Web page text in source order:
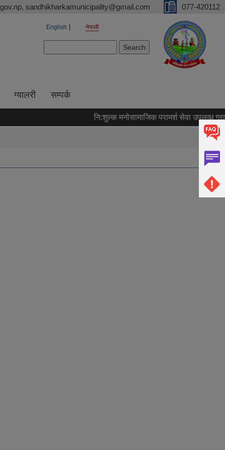
sandhikharkamunicipality@gmail.com 077-420112
English नेपाली
ग्यालरी सम्पर्क
नि:शुल्क मनोसामाजिक परामर्श सेवा उपलव्ध